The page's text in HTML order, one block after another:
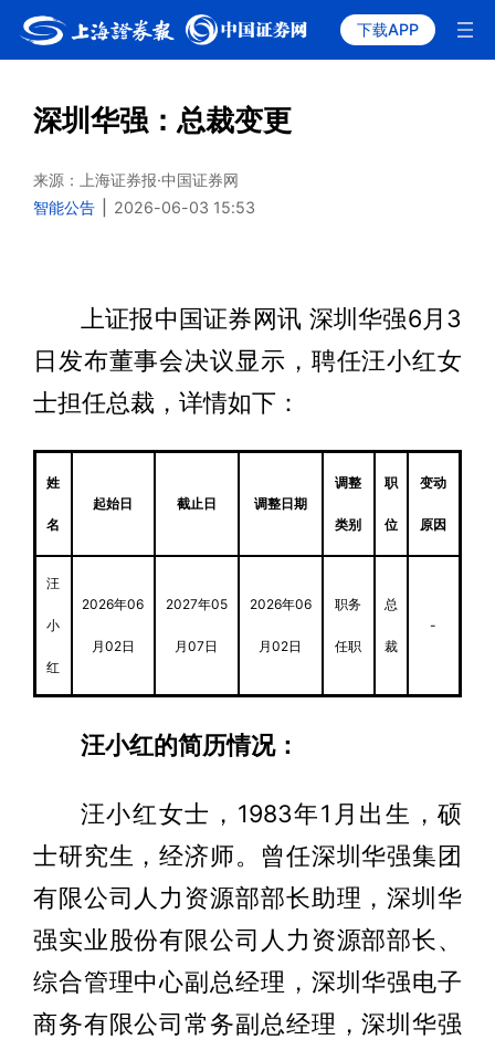
下载APP
深圳华强：总裁变更
来源：上海证券报·中国证券网
智能公告
2026-06-03 15:53
上证报中国证券网讯 深圳华强6月3
日发布董事会决议显示，聘任汪小红女
士担任总裁，详情如下：
姓
名
起始日 截止日 调整日期
调整
类别
职
位
变动
原因
汪
小
红
2026年06
月02日
2027年05
月07日
2026年06
月02日
职务
任职
总
裁
-
汪小红的简历情况：
汪小红女士，1983年1月出生，硕
士研究生，经济师。曾任深圳华强集团
有限公司人力资源部部长助理，深圳华
强实业股份有限公司人力资源部部长、
综合管理中心副总经理，深圳华强电子
商务有限公司常务副总经理，深圳华强